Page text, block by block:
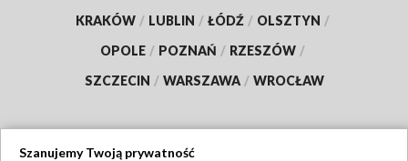
KRAKÓW / LUBLIN / ŁÓDŹ / OLSZTYN /
OPOLE / POZNAŃ / RZESZÓW /
SZCZECIN / WARSZAWA / WROCŁAW
Szanujemy Twoją prywatność